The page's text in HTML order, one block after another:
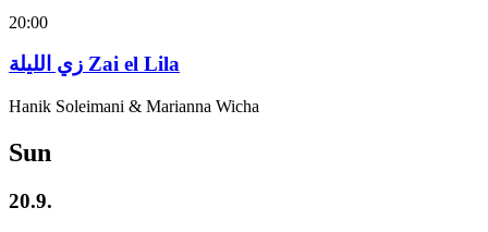
20:00
زي‌ اللیلة Zai el Lila
Hanik Soleimani & Marianna Wicha
Sun
20.9.